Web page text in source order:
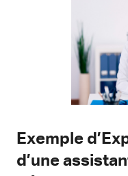
Exemple
d’une